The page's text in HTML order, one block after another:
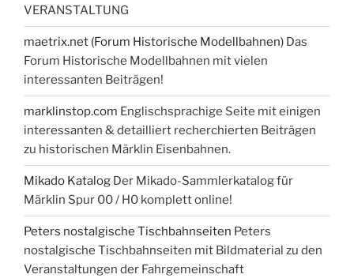
VERANSTALTUNG
maetrix.net (Forum Historische Modellbahnen) Das
Forum Historische Modellbahnen mit vielen
interessanten Beiträgen!
marklinstop.com Englischsprachige Seite mit einigen
interessanten & detailliert recherchierten Beiträgen
zu historischen Märklin Eisenbahnen.
Mikado Katalog Der Mikado-Sammlerkatalog für
Märklin Spur 00 / H0 komplett online!
Peters nostalgische Tischbahnseiten Peters
nostalgische Tischbahnseiten mit Bildmaterial zu den
Veranstaltungen der Fahrgemeinschaft